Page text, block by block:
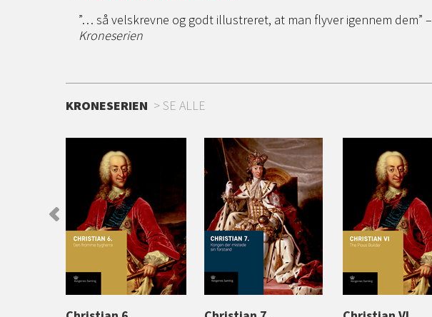
”… så velskrevne og godt illustreret, at man flyver igennem dem” –
Kroneserien
KRONESERIEN SE ALLE